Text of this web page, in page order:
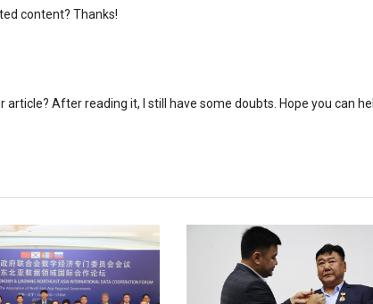
content? Thanks!
After reading it, I still have some doubts. Hope you can